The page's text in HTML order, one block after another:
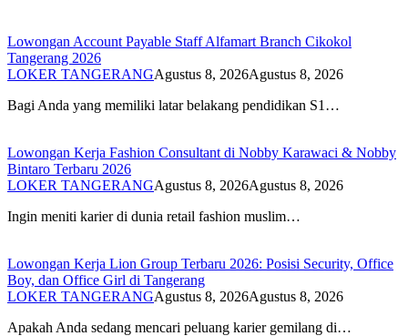
Lowongan Account Payable Staff Alfamart Branch Cikokol
Tangerang 2026
LOKER TANGERANGAgustus 8, 2026Agustus 8, 2026
Bagi Anda yang memiliki latar belakang pendidikan S1…
Lowongan Kerja Fashion Consultant di Nobby Karawaci & Nobby
Bintaro Terbaru 2026
LOKER TANGERANGAgustus 8, 2026Agustus 8, 2026
Ingin meniti karier di dunia retail fashion muslim…
Lowongan Kerja Lion Group Terbaru 2026: Posisi Security, Office
Boy, dan Office Girl di Tangerang
LOKER TANGERANGAgustus 8, 2026Agustus 8, 2026
Apakah Anda sedang mencari peluang karier gemilang di…